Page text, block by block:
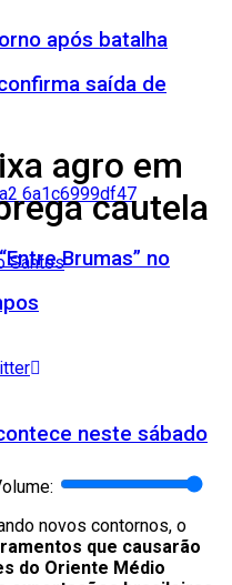
após batalha
saída de
Brumas” no
neste sábado
agro em
cautela
Santos
novos contornos, o
que causarão
do Oriente Médio